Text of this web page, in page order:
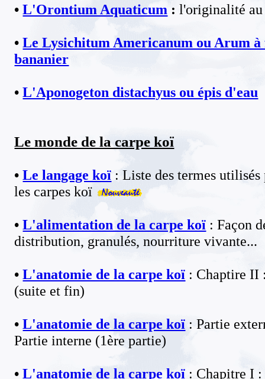
•L'Orontium Aquaticum :l'originalité
•Le Lysichitum Americanum ou Arum à
bananier
•L'Aponogeton distachyus ou épis d'eau
Le monde de la carpe koï
•Le langage koï : Liste des termes
les carpes koï
•L'alimentation de la carpe koï : Façon
distribution, granulés, nourriture vivante...
•L'anatomie de la carpe koï : Chaptire II
(suite et fin)
•L'anatomie de la carpe koï : Partie
Partie interne (1ère partie)
•L'anatomie de la carpe koï : Chapitre I